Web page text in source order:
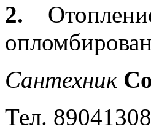
2.
Сантехник
Тел.